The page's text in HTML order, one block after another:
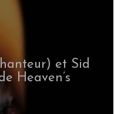
et Sid
Heaven’s